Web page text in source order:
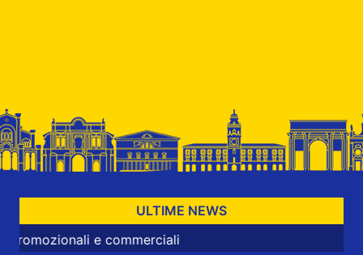
ULTIME NEWS
e commerciali